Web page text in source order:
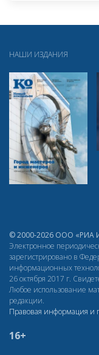
НАШИ ИЗДАНИЯ
© 2000-2026 ООО «РИА
Электронное
зарегистрировано в
информационных
26 октября 2017 г.
Любое использование
редакции.
Правовая информация и
16+